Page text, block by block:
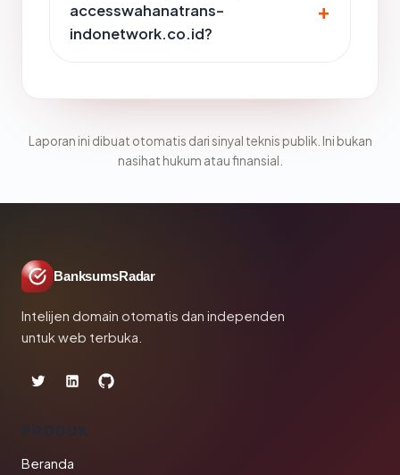
accesswahanatrans-
indonetwork.co.id?
Laporan ini dibuat otomatis dari sinyal teknis publik. Ini bukan
nasihat hukum atau finansial.
BanksumsRadar
Intelijen domain otomatis dan independen
untuk web terbuka.
PRODUK
Beranda